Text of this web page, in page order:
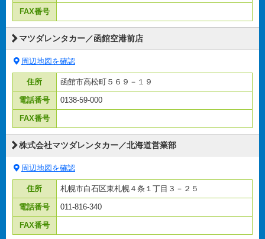
FAX番号
マツダレンタカー／函館空港前店
周辺地図を確認
住所 函館市高松町５６９－１９
電話番号 0138-59-000
FAX番号
株式会社マツダレンタカー／北海道営業部
周辺地図を確認
住所 札幌市白石区東札幌４条１丁目３－２５
電話番号 011-816-340
FAX番号